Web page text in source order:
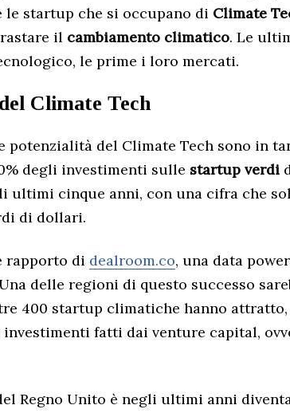
le startup che si occupano di Climate
il cambiamento climatico. Le
le prime i loro mercati.
del Climate Tech
potenzialità del Climate Tech sono in
degli investimenti sulle startup verdi
ultimi cinque anni, con una cifra che
di dollari.
rapporto di dealroom.co, una data
delle regioni di questo successo
400 startup climatiche hanno attratto,
investimenti fatti dai venture capital,
Regno Unito è negli ultimi anni